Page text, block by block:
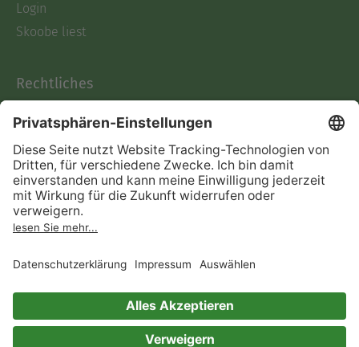
Login
Skoobe liest
Rechtliches
AGB
Informationen nach Data
Act
Verträge hier kündigen
Impressum
Immer ein gutes Buch